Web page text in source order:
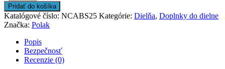
Pridať do košíka
Katalógové číslo: NCABS25 Kategórie: Dielňa, Doplnky do dielne
Značka: Polak
Popis
Bezpečnosť
Recenzie (0)